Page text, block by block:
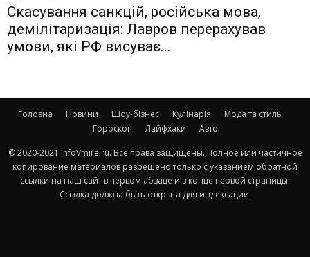
Скасування санкцій, російська мова,
демілітаризація: Лавров перерахував
умови, які РФ висуває...
Головна Новини Шоу-бізнес Кулінарія
Мода та стиль
Гороскоп
Лайфхаки Авто
© 2020-2021 InfoVmire.ru. Все права защищены. Полное или частичное
копирование материалов разрешено только с указанием обратной
ссылки на наш сайт в первом абзаце и в конце первой страницы.
Ссылка должна быть открыта для индексации.